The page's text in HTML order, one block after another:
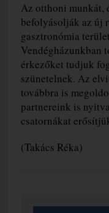
Az otthoni munkát,
befolyásolják az új
gasztronómia
Vendégházunkban
érkezőket tudjuk
szünetelnek. Az
továbbra is
partnereink is
csatornákat
(Takács Réka)